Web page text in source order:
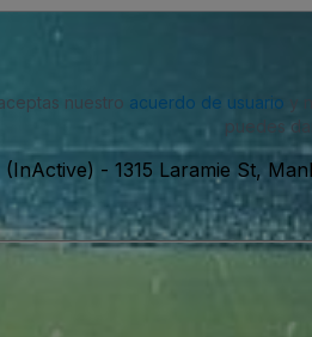
nuestro acuerdo de usuario
puedes
- 1315 Laramie St,